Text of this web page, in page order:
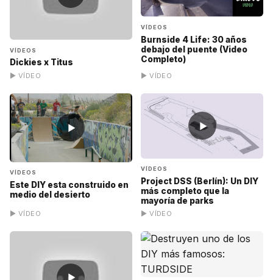
VÍDEOS
Dickies x Titus
▶ VÍDEO
VÍDEOS
Burnside 4 Life: 30 años
debajo del puente (Video
Completo)
▶ VÍDEO
▶
VÍDEOS
Este DIY esta construido en
medio del desierto
▶ VÍDEO
▶
VÍDEOS
Project DSS (Berlín): Un DIY
más completo que la
mayoría de parks
▶ VÍDEO
▶